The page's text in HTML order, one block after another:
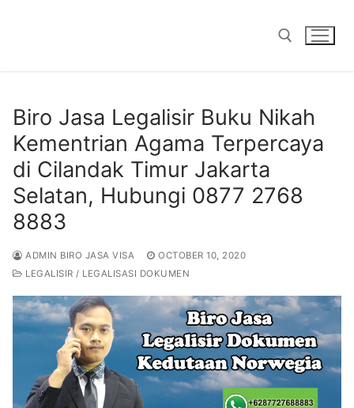
Biro Jasa Legalisir Buku Nikah
Kementrian Agama Terpercaya
di Cilandak Timur Jakarta
Selatan, Hubungi 0877 2768
8883
ADMIN BIRO JASA VISA
OCTOBER 10, 2020
LEGALISIR / LEGALISASI DOKUMEN